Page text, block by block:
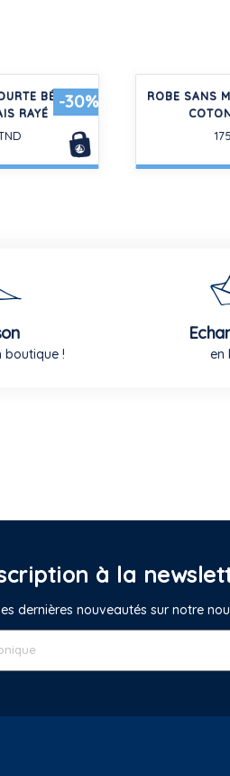
-30%
BÉBÉ EN
RAYÉ
ROBE SANS
boutique ! en
à la
dernières nouveautés sur notre